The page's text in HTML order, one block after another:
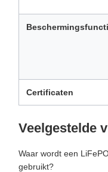
Certificaten
Veelgestelde
Waar wordt een
gebruikt?